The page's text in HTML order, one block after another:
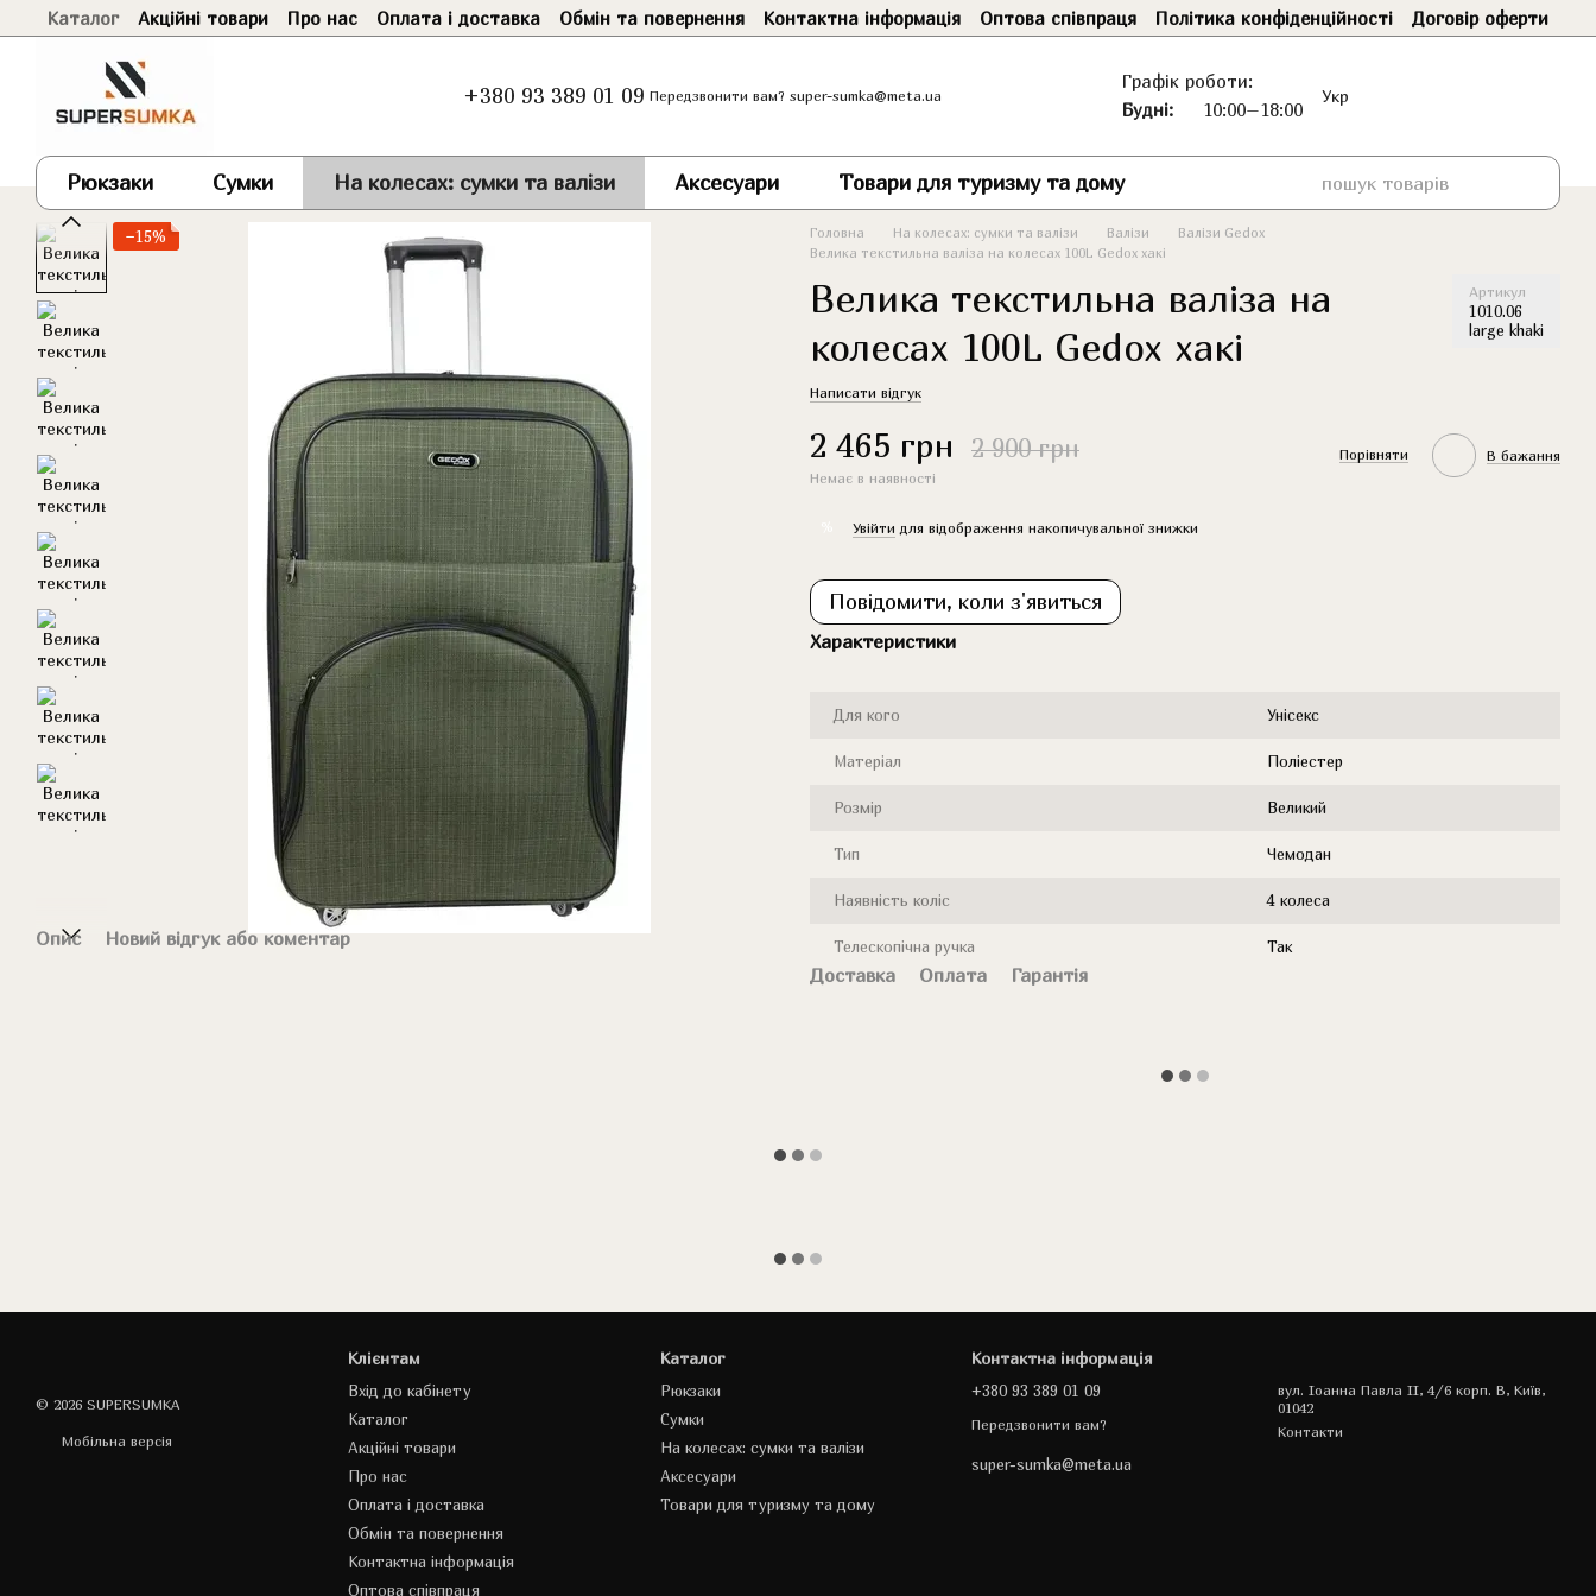
Перейти до основного контенту
Каталог Акційні товари Про нас Оплата і доставка Обмін та повернення Контактна інформація Оптова співпраця Політика конфіденційності Договір оферти
+380 93 389 01 09 Передзвонити вам? super-sumka@meta.ua
Графік роботи:
Будні:
10:00–18:00
Укр
Рюкзаки Сумки На колесах: сумки та валізи Аксесуари Товари для туризму та дому
−15%
Опис Новий відгук або коментар
Головна На колесах: сумки та валізи Валізи
Валізи Gedox
Велика текстильна валіза на колесах 100L Gedox хакі
Велика текстильна валіза на
колесах 100L Gedox хакі
Артикул
1010.06
large khaki
Написати відгук
2 465 грн 2 900 грн
Немає в наявності
Порівняти В бажання
Увійти для відображення накопичувальної знижки
Повідомити, коли з'явиться
Характеристики
Для кого Унісекс
Матеріал Поліестер
Розмір Великий
Тип Чемодан
Наявність коліс 4 колеса
Телескопічна ручка Так
Доставка Оплата Гарантія
© 2026 SUPERSUMKA
Мобільна версія
Клієнтам
Вхід до кабінету
Каталог
Акційні товари
Про нас
Оплата і доставка
Обмін та повернення
Контактна інформація
Оптова співпраця
Каталог
Рюкзаки
Сумки
На колесах: сумки та валізи
Аксесуари
Товари для туризму та дому
Контактна інформація
+380 93 389 01 09
Передзвонити вам?
super-sumka@meta.ua
вул. Іоанна Павла II, 4/6 корп. В, Київ,
01042
Контакти